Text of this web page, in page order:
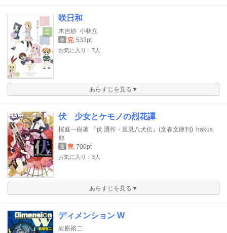
咲日和
木吉紗 小林立
巻 完 533pt
お気に入り：7人
あらすじを見る▼
伏 少女とケモノの烈花譚
桜庭一樹著 『伏 贋作・里見八犬伝』(文春文庫刊) hakus
他
巻 完 700pt
お気に入り：3人
あらすじを見る▼
ディメンション W
岩原裕二